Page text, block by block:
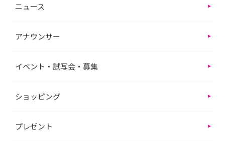
ニュース
アナウンサー
イベント・試写会・募集
ショッピング
プレゼント